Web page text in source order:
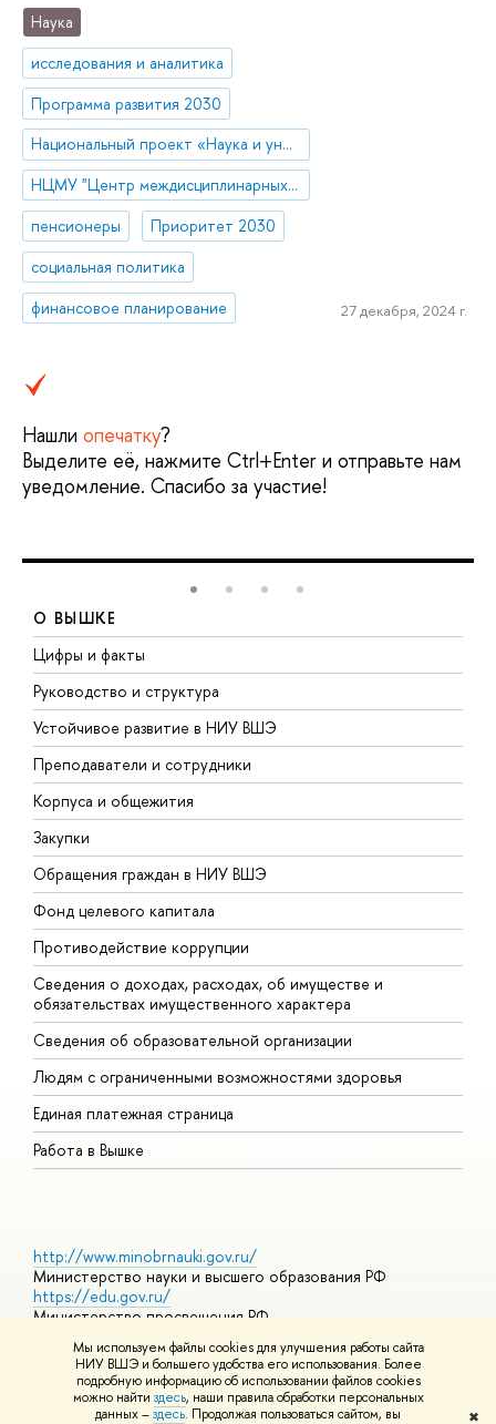
Мы используем файлы cookies для улучшения работы сайта
НИУ ВШЭ и большего удобства его использования. Более
подробную информацию об использовании файлов cookies
можно найти здесь, наши правила обработки персональных
данных –здесь. Продолжая пользоваться сайтом, вы
✖
Наука
исследования и аналитика
Программа развития 2030
Национальный проект «Наука и университеты»
НЦМУ "Центр междисциплинарных исследований человеческого потенциала"
пенсионеры
Приоритет 2030
социальная политика
финансовое планирование
27 декабря, 2024 г.
Нашли опечатку?
Выделите её, нажмите Ctrl+Enter и отправьте нам
уведомление. Спасибо за участие!
О ВЫШКЕ
Цифры и факты
Руководство и структура
Устойчивое развитие в НИУ ВШЭ
Преподаватели и сотрудники
Корпуса и общежития
Закупки
Обращения граждан в НИУ ВШЭ
Фонд целевого капитала
Противодействие коррупции
Сведения о доходах, расходах, об имуществе и
обязательствах имущественного характера
Сведения об образовательной организации
Людям с ограниченными возможностями здоровья
Единая платежная страница
Работа в Вышке
http://www.minobrnauki.gov.ru/
Министерство науки и высшего образования РФ
https://edu.gov.ru/
Министерство просвещения РФ
Массовые открытые онлайн-курсы